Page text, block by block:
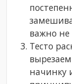
важно не
Тесто
начинку